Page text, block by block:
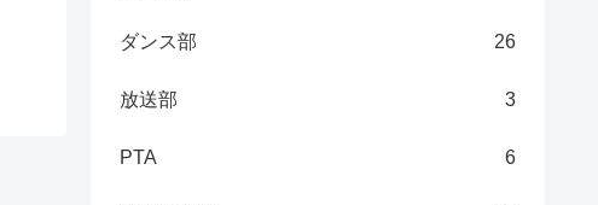
ダンス部 26
放送部 3
PTA 6